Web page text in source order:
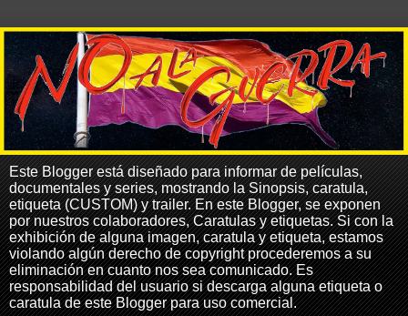
Este Blogger está diseñado para informar de películas,
documentales y series, mostrando la Sinopsis, caratula,
etiqueta (CUSTOM) y trailer. En este Blogger, se exponen
por nuestros colaboradores, Caratulas y etiquetas. Si con la
exhibición de alguna imagen, caratula y etiqueta, estamos
violando algún derecho de copyright procederemos a su
eliminación en cuanto nos sea comunicado. Es
responsabilidad del usuario si descarga alguna etiqueta o
caratula de este Blogger para uso comercial.